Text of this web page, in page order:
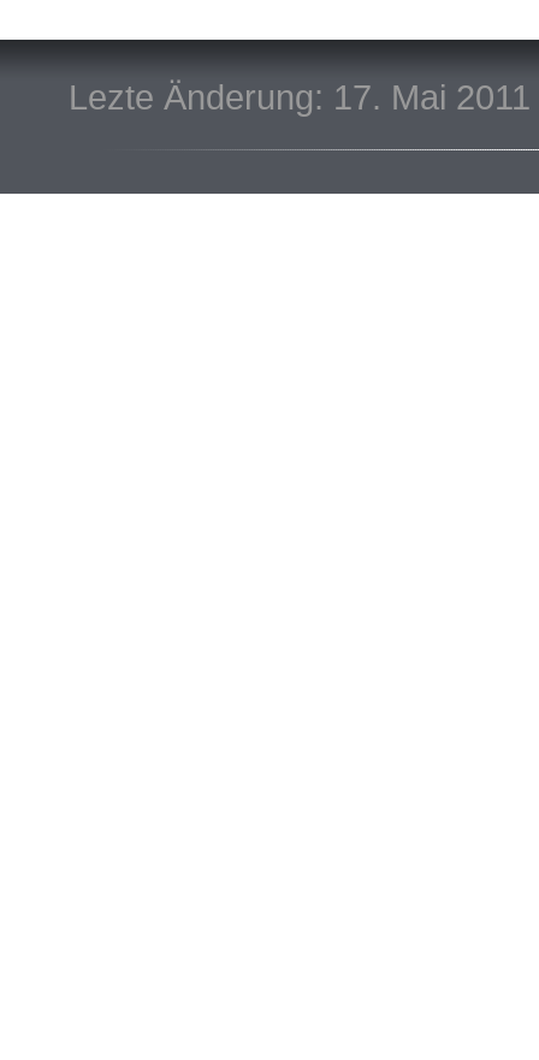
Lezte Änderung: 17. Mai